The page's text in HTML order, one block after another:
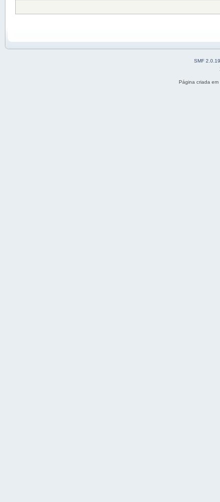
SMF 2.0.19
Página criada